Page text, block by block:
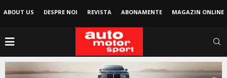
ABOUT US DESPRE NOI REVISTA ABONAMENTE MAGAZIN ONLINE